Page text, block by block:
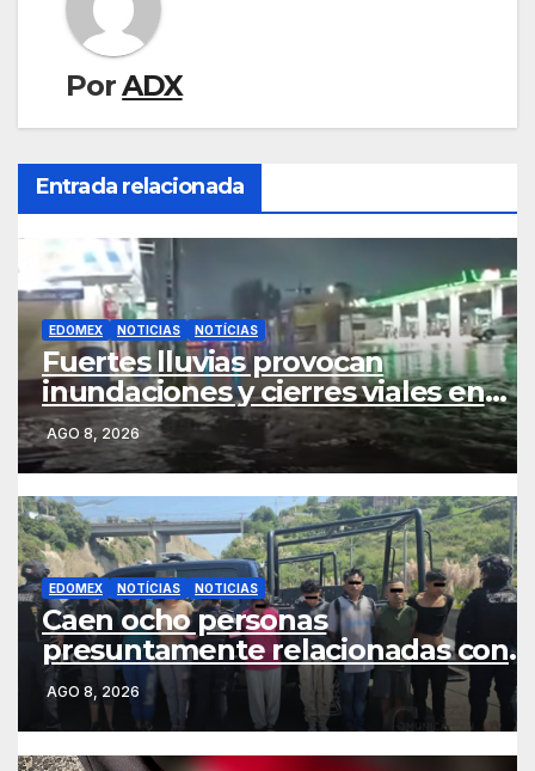
PorADX
Entrada relacionada
EDOMEX NOTICIAS NOTÍCIAS
Fuertes lluvias provocan
inundaciones y cierres viales en
San Mateo Atenco
AGO 8, 2026
EDOMEX NOTÍCIAS NOTICIAS
Caen ocho personas
presuntamente relacionadas con
homicidio de una mujer en
Naucalpan
AGO 8, 2026